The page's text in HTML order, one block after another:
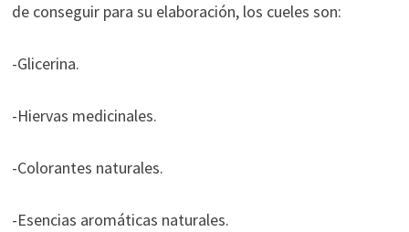
de conseguir para su elaboración, los cueles son:
-Glicerina.
-Hiervas medicinales.
-Colorantes naturales.
-Esencias aromáticas naturales.